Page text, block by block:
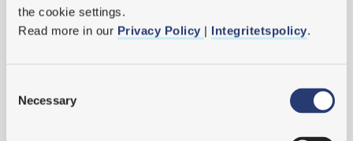
the cookie settings.
Read more in our Privacy Policy | Integritetspolicy.
Selection
Necessary
Liknande utmaningar i andra verksamheter